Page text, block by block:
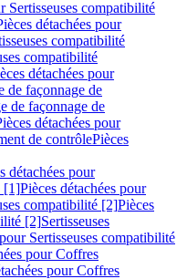
Sertisseuses compatibilité
détachées pour
compatibilité
compatibilité
détachées pour
de façonnage de
de façonnage de
détachées pour
de contrôlePièces
détachées pour
[1]Pièces détachées pour
compatibilité [2]Pièces
[2]Sertisseuses
Sertisseuses compatibilité
pour Coffres
pour Coffres